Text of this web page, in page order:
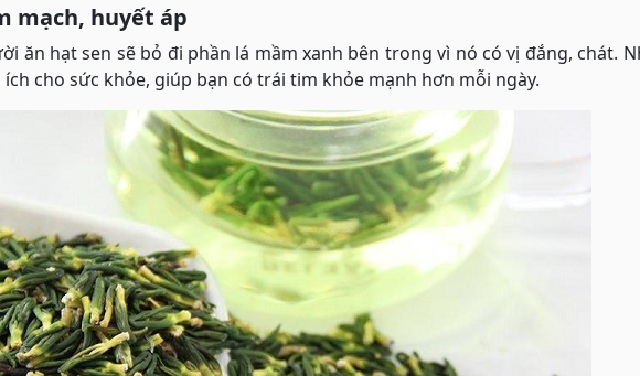
mạch, huyết áp
ăn hạt sen sẽ bỏ đi phần lá mầm xanh bên trong vì nó có vị đắng, chát.
cho sức khỏe, giúp bạn có trái tim khỏe mạnh hơn mỗi ngày.